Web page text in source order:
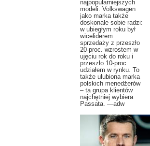
najpopularniejszych
modeli. Volkswagen
jako marka także
doskonale sobie radzi:
w ubiegłym roku był
wiceliderem
sprzedaży z przeszło
20-proc. wzrostem w
ujęciu rok do roku i
przeszło 10-proc.
udziałem w rynku. To
także ulubiona marka
polskich menedżerów
– ta grupa klientów
najchętniej wybiera
Passata. —adw